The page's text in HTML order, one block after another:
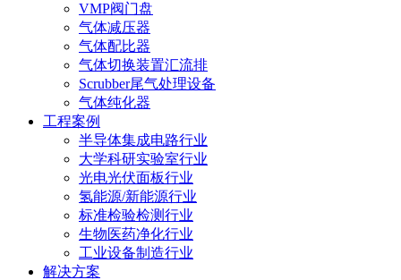
VMP阀门盘
气体减压器
气体配比器
气体切换装置汇流排
Scrubber尾气处理设备
气体纯化器
工程案例
半导体集成电路行业
大学科研实验室行业
光电光伏面板行业
氢能源/新能源行业
标准检验检测行业
生物医药净化行业
工业设备制造行业
解决方案